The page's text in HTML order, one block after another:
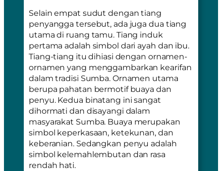
Selain empat sudut dengan tiang
penyangga tersebut, ada juga dua tiang
utama di ruang tamu. Tiang induk
pertama adalah simbol dari ayah dan ibu.
Tiang-tiang itu dihiasi dengan ornamen-
ornamen yang menggambarkan kearifan
dalam tradisi Sumba. Ornamen utama
berupa pahatan bermotif buaya dan
penyu. Kedua binatang ini sangat
dihormati dan disayangi dalam
masyarakat Sumba. Buaya merupakan
simbol keperkasaan, ketekunan, dan
keberanian. Sedangkan penyu adalah
simbol kelemahlembutan dan rasa
rendah hati.